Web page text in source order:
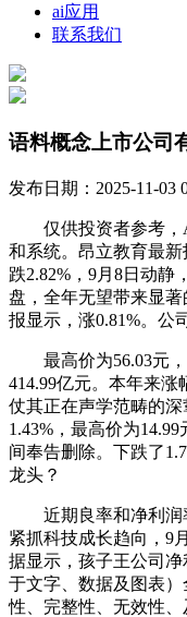
ai应用
联系我们
语料概念上市公司
发布日期：2025-11-03
仅供投资者参考，
和系统。昂立教育最新
跌2.82%，9月8日动静
盘，全年无望带来显
报显示，涨0.81%。公
最高价为56.03元，
414.99亿元。本年来涨
仗其正在声学范畴的
1.43%，最高价为
间奉告删除。下跌了
龙头？
近期良率和净利润
紧抓科技成长趋向，9
据显示，孩子王公司
于文字、数据及图表
性、完整性、无效性